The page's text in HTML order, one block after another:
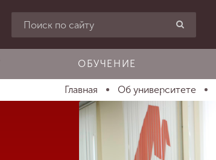
ОБУЧЕНИЕ
Главная Об университете